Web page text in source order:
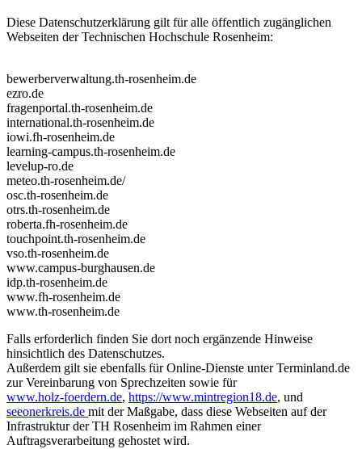
Diese Datenschutzerklärung gilt für alle öffentlich zugänglichen
Webseiten der Technischen Hochschule Rosenheim:
bewerberverwaltung.th-rosenheim.de
ezro.de
fragenportal.th-rosenheim.de
international.th-rosenheim.de
iowi.fh-rosenheim.de
learning-campus.th-rosenheim.de
levelup-ro.de
meteo.th-rosenheim.de/
osc.th-rosenheim.de
otrs.th-rosenheim.de
roberta.fh-rosenheim.de
touchpoint.th-rosenheim.de
vso.th-rosenheim.de
www.campus-burghausen.de
idp.th-rosenheim.de
www.fh-rosenheim.de
www.th-rosenheim.de
Falls erforderlich finden Sie dort noch ergänzende Hinweise
hinsichtlich des Datenschutzes.
Außerdem gilt sie ebenfalls für Online-Dienste unter Terminland.de
zur Vereinbarung von Sprechzeiten sowie für
www.holz-foerdern.de, https://www.mintregion18.de, und
seeonerkreis.de mit der Maßgabe, dass diese Webseiten auf der
Infrastruktur der TH Rosenheim im Rahmen einer
Auftragsverarbeitung gehostet wird.